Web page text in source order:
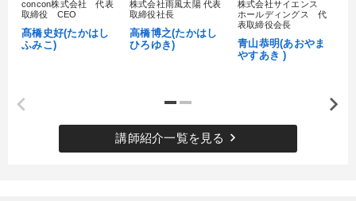
concon株式会社 代表
取締役 CEO
髙橋史好(たかはし
ふみこ)
株式会社雨風太陽 代表
取締役社長
高橋博之(たかはし
ひろゆき)
株式会社サイエンス
ホールディングス 代
表取締役会長
青山恭明(あおやま
やすあき )
講師紹介一覧を見る keyboard_arrow_right